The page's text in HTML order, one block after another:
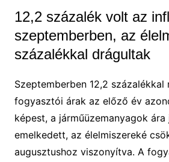
12,2 százalék volt az
szeptemberben, az
százalékkal drágultak
Szeptemberben 12,2
fogyasztói árak az előző év
képest, a járműüzemanyagok ára
emelkedett, az élelmiszereké
augusztushoz viszonyítva. A